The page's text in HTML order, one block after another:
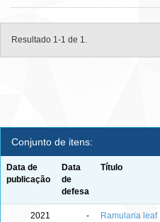
Resultado 1-1 de 1.
Conjunto de itens:
Data de
publicação
Data
de
defesa
Título
2021 -
Ramularia leaf